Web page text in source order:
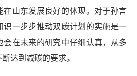
在山东发展良好的体现。对于孙言
识一步步推动双碳计划的实施是一
会在未来的研究中仔细认真，从多
达到减碳的要求。